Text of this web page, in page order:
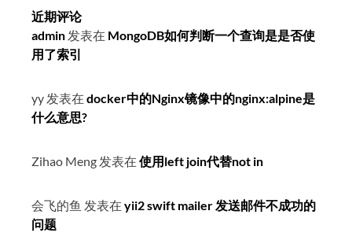
近期评论
admin 发表在 MongoDB如何判断一个查询是是否使
用了索引
yy 发表在 docker中的Nginx镜像中的nginx:alpine是
什么意思?
Zihao Meng 发表在 使用left join代替not in
会飞的鱼 发表在 yii2 swift mailer 发送邮件不成功的
问题